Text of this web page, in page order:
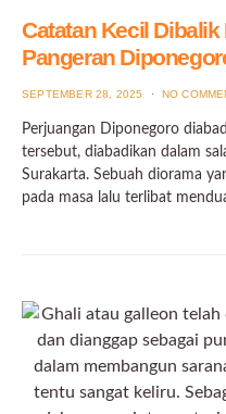
Catatan Kecil
Pangeran
POSTED
SEPTEMBER 28, 2025 NO
Perjuangan Diponegoro
tersebut, diabadikan dalam
Surakarta. Sebuah diorama
pada masa lalu terlibat